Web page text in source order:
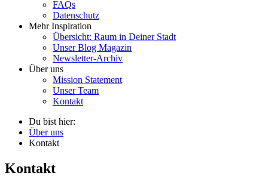
FAQs
Datenschutz
Mehr Inspiration
Übersicht: Raum in Deiner Stadt
Unser Blog Magazin
Newsletter-Archiv
Über uns
Mission Statement
Unser Team
Kontakt
Du bist hier:
Über uns
Kontakt
Kontakt